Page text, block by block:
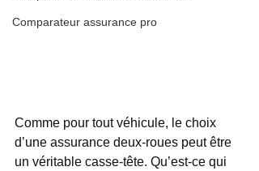
Comparateur assurance pro
Comme pour tout véhicule, le choix
d’une assurance deux-roues peut être
un véritable casse-tête. Qu’est-ce qui